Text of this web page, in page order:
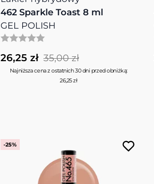
462 Sparkle Toast 8 ml
GEL POLISH
26,25 zł 35,00 zł
Najniższa cena z ostatnich 30 dni przed obniżką:
26,25 zł
-25%